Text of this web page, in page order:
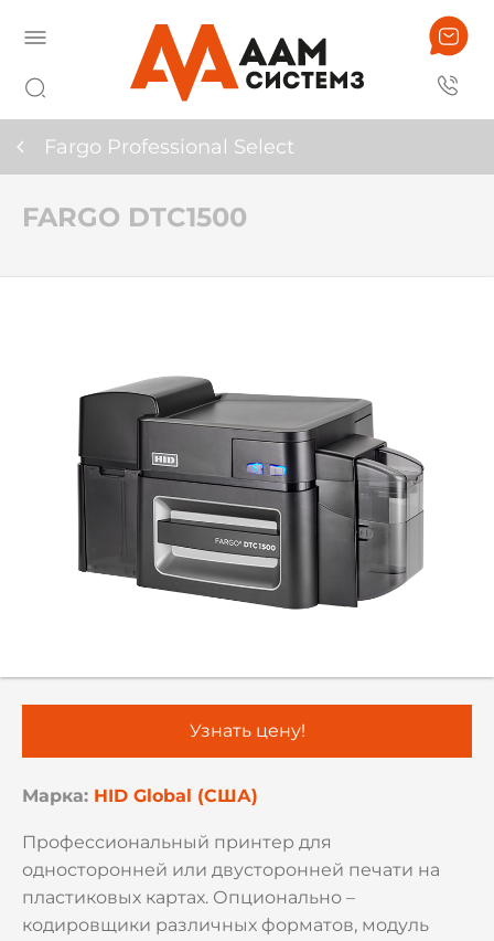
Fargo Professional Select
FARGO DTC1500
Марка: HID Global (США)
Профессиональный принтер для
односторонней или двусторонней печати на
пластиковых картах. Опционально –
кодировщики различных форматов, модуль
Узнать цену!